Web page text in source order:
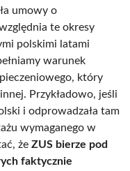
umowy o
te okresy
polskimi latami
warunek
który
Przykładowo, jeśli
i odprowadzała tam
wymaganego w
że ZUS bierze pod
faktycznie